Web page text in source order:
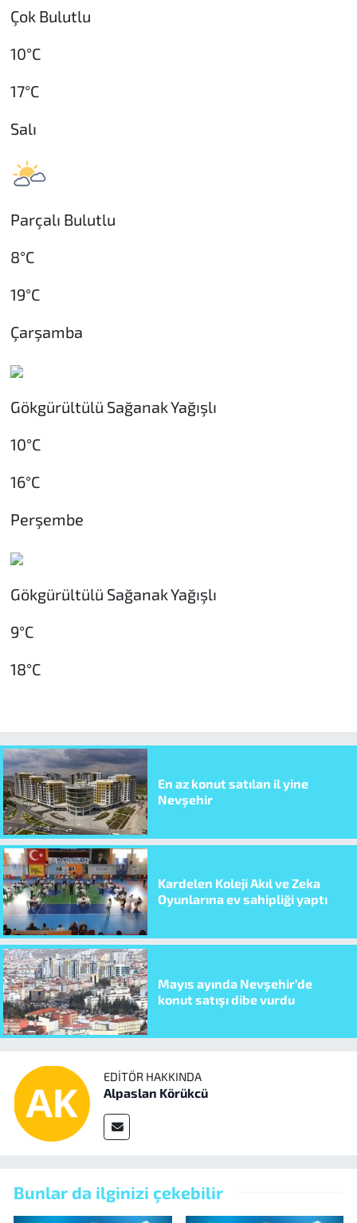
Çok Bulutlu
10°C
17°C
Salı
Parçalı Bulutlu
8°C
19°C
Çarşamba
Gökgürültülü Sağanak Yağışlı
10°C
16°C
Perşembe
Gökgürültülü Sağanak Yağışlı
9°C
18°C
En az konut satılan il yine
Nevşehir
Kardelen Koleji Akıl ve Zeka
Oyunlarına ev sahipliği yaptı
Mayıs ayında Nevşehir’de
konut satışı dibe vurdu
EDITÖR HAKKINDA
Alpaslan Körükcü
Bunlar da ilginizi çekebilir